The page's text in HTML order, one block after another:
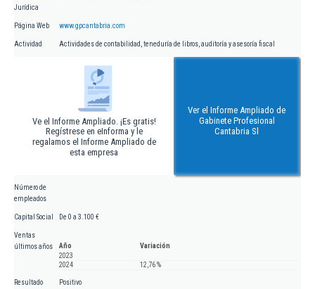
Jurídica
Página Web www.gpcantabria.com
Actividad Actividades de contabilidad, teneduría de libros, auditoría y asesoría fiscal
Ve el Informe Ampliado. ¡Es gratis!
Regístrese en eInforma y le
regalamos el Informe Ampliado de
esta empresa
Ver el Informe Ampliado de
Gabinete Profesional
Cantabria Sl
Número de
empleados
Capital Social De 0 a 3.100 €
Ventas
últimos años
Año
Variación
2023
2024
12,76 %
Resultado
Positivo